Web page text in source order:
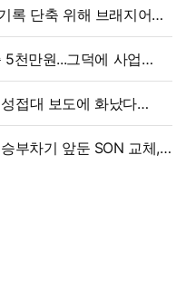
록 단축 위해 브래지어에
천만원...그덕에 사업
접대 보도에 화났다
부차기 앞둔 SON 교체,